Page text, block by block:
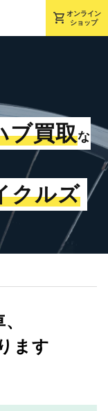
shopping_cart オンライン
ショップ
ブ買取な
クルズ
ます